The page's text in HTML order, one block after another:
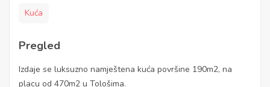
Kuća
Pregled
Izdaje se luksuzno namještena kuća površine 190m2, na
placu od 470m2 u Tološima.